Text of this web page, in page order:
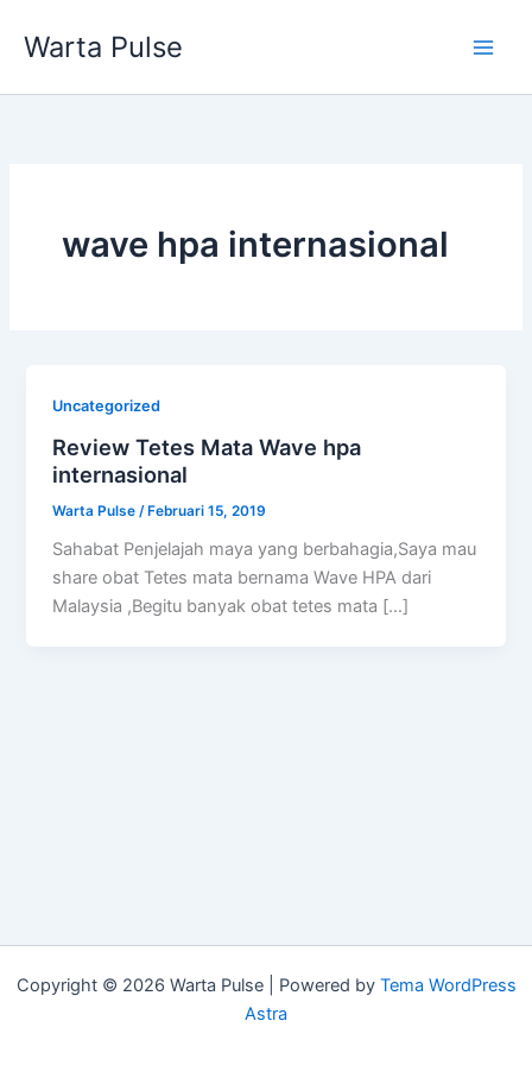
Warta Pulse
wave hpa internasional
Uncategorized
Review Tetes Mata Wave hpa
internasional
Warta Pulse /Februari 15, 2019
Sahabat Penjelajah maya yang berbahagia,Saya mau
share obat Tetes mata bernama Wave HPA dari
Malaysia ,Begitu banyak obat tetes mata […]
Copyright © 2026 Warta Pulse | Powered by Tema WordPress
Astra